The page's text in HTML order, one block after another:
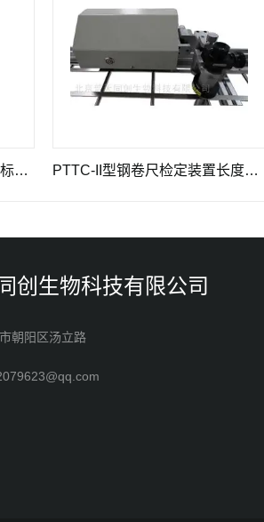
PTTC-II型钢卷尺检定装置长度计量仪器
创生物科技有限公司
朝阳区汤立路